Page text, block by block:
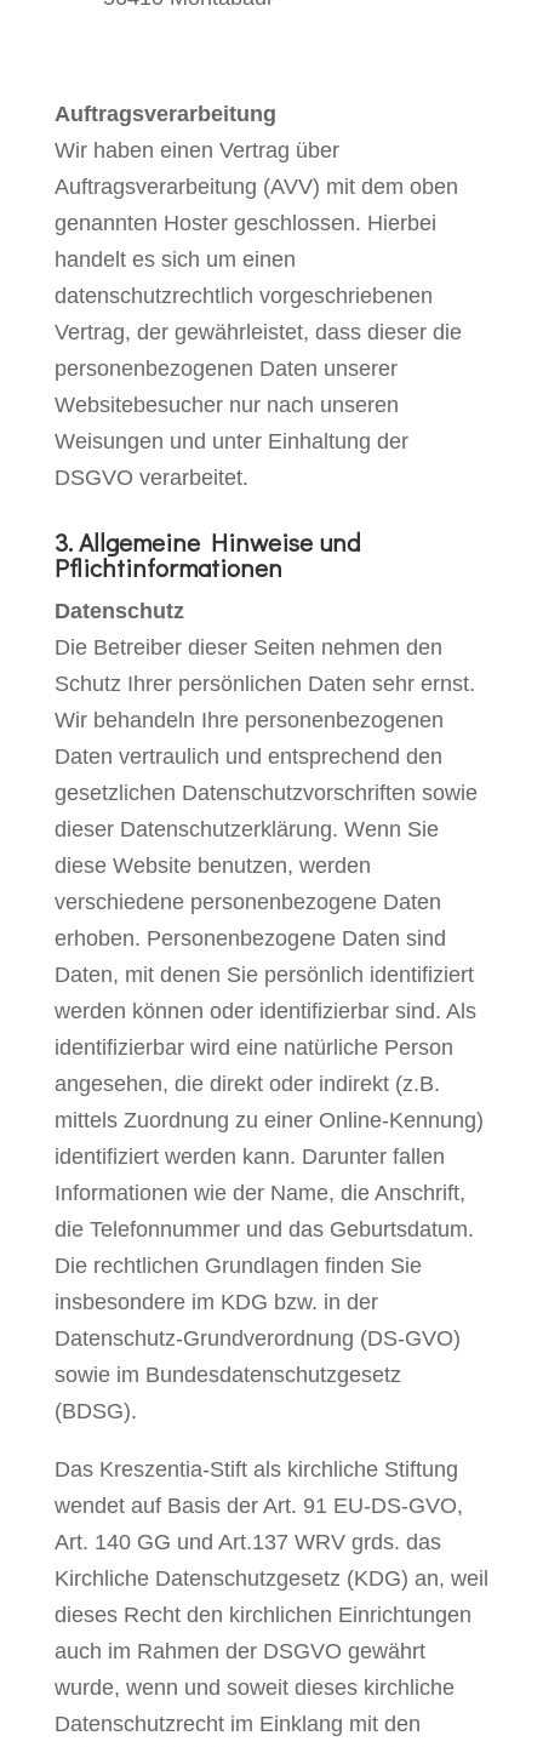
Auftragsverarbeitung
Wir haben einen Vertrag über
Auftragsverarbeitung (AVV) mit dem oben
genannten Hoster geschlossen. Hierbei
handelt es sich um einen
datenschutzrechtlich vorgeschriebenen
Vertrag, der gewährleistet, dass dieser die
personenbezogenen Daten unserer
Websitebesucher nur nach unseren
Weisungen und unter Einhaltung der
DSGVO verarbeitet.
3. Allgemeine Hinweise und
Pflichtinformationen
Datenschutz
Die Betreiber dieser Seiten nehmen den
Schutz Ihrer persönlichen Daten sehr ernst.
Wir behandeln Ihre personenbezogenen
Daten vertraulich und entsprechend den
gesetzlichen Datenschutzvorschriften sowie
dieser Datenschutzerklärung. Wenn Sie
diese Website benutzen, werden
verschiedene personenbezogene Daten
erhoben. Personenbezogene Daten sind
Daten, mit denen Sie persönlich identifiziert
werden können oder identifizierbar sind. Als
identifizierbar wird eine natürliche Person
angesehen, die direkt oder indirekt (z.B.
mittels Zuordnung zu einer Online-Kennung)
identifiziert werden kann. Darunter fallen
Informationen wie der Name, die Anschrift,
die Telefonnummer und das Geburtsdatum.
Die rechtlichen Grundlagen finden Sie
insbesondere im KDG bzw. in der
Datenschutz-Grundverordnung (DS-GVO)
sowie im Bundesdatenschutzgesetz
(BDSG).
Das Kreszentia-Stift als kirchliche Stiftung
wendet auf Basis der Art. 91 EU-DS-GVO,
Art. 140 GG und Art.137 WRV grds. das
Kirchliche Datenschutzgesetz (KDG) an, weil
dieses Recht den kirchlichen Einrichtungen
auch im Rahmen der DSGVO gewährt
wurde, wenn und soweit dieses kirchliche
Datenschutzrecht im Einklang mit den